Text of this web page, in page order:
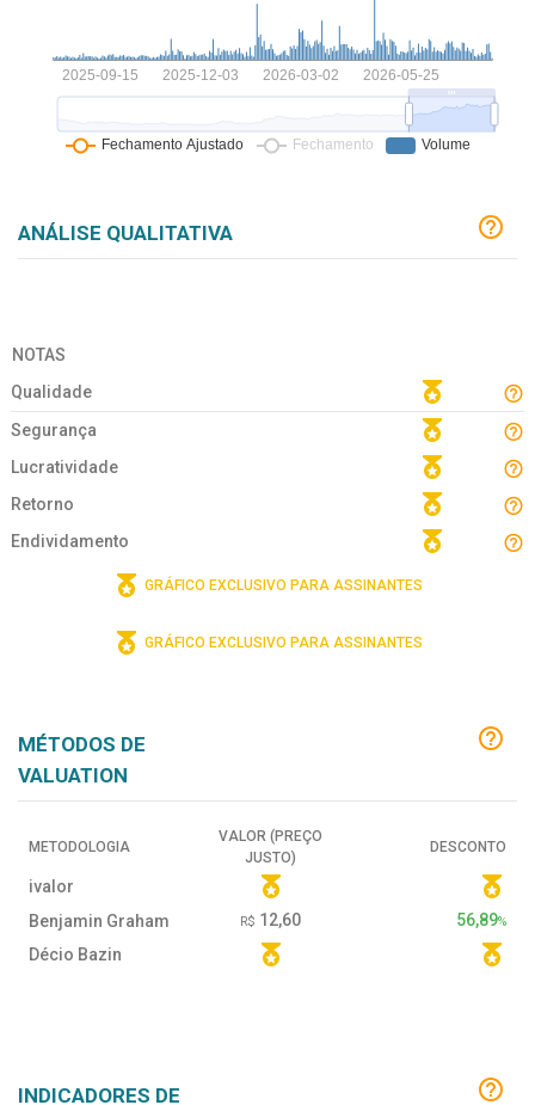
ANÁLISE QUALITATIVA
NOTAS
Qualidade
Segurança
Lucratividade
Retorno
Endividamento
GRÁFICO EXCLUSIVO PARA ASSINANTES
GRÁFICO EXCLUSIVO PARA ASSINANTES
MÉTODOS DE
VALUATION
METODOLOGIA
VALOR (PREÇO
JUSTO)
DESCONTO
ivalor
Benjamin Graham
R$ 12,60 56,89%
Décio Bazin
INDICADORES DE